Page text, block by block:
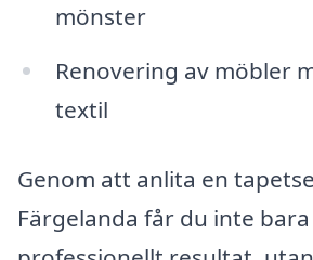
mönster
Renovering av möbler
textil
Genom att anlita en
Färgelanda får du inte